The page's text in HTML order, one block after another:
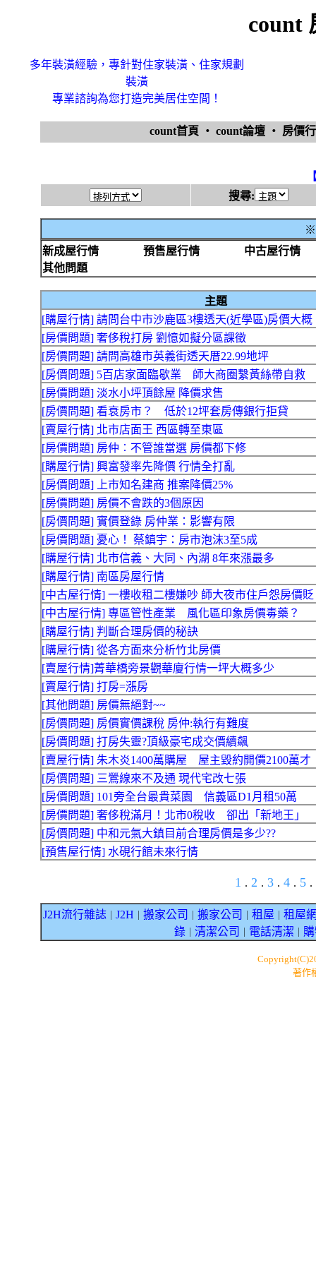
count
多年裝潢經驗，專針對住家裝潢、住家規劃
裝潢
專業諮詢為您打造完美居住空間！
count首頁 ‧ count論壇 ‧ 房價
搜尋:
※
新成屋行情
預售屋行情
中古屋行情
其他問題
主題
[購屋行情] 請問台中市沙鹿區3樓透天(近學區)房價大概
[房價問題] 奢侈稅打房 劉憶如擬分區課徵
[房價問題] 請問高雄市英義街透天厝22.99地坪
[房價問題] 5百店家面臨歇業 師大商圈繫黃絲帶自救
[房價問題] 淡水小坪頂餘屋 降價求售
[房價問題] 看衰房市？ 低於12坪套房傳銀行拒貸
[賣屋行情] 北市店面王 西區轉至東區
[房價問題] 房仲︰不管誰當選 房價都下修
[購屋行情] 興富發率先降價 行情全打亂
[房價問題] 上市知名建商 推案降價25%
[房價問題] 房價不會跌的3個原因
[房價問題] 實價登錄 房仲業：影響有限
[房價問題] 憂心！ 蔡鎮宇：房市泡沫3至5成
[購屋行情] 北市信義、大同、內湖 8年來漲最多
[購屋行情] 南區房屋行情
[中古屋行情] 一樓收租二樓嫌吵 師大夜市住戶怨房價貶
[中古屋行情] 專區管性產業 風化區印象房價毒藥？
[購屋行情] 判斷合理房價的秘訣
[購屋行情] 從各方面來分析竹北房價
[賣屋行情]菁華橋旁景觀華廈行情一坪大概多少
[賣屋行情] 打房=漲房
[其他問題] 房價無絕對~~
[房價問題] 房價實價課稅 房仲:執行有難度
[房價問題] 打房失靈?頂級豪宅成交價續飆
[賣屋行情] 朱木炎1400萬購屋 屋主毀約開價2100萬才
[房價問題] 三鶯線來不及通 現代宅改七張
[房價問題] 101旁全台最貴菜園 信義區D1月租50萬
[房價問題] 奢侈稅滿月！北市0稅收 卻出「新地王」
[房價問題] 中和元氣大鎮目前合理房價是多少??
[預售屋行情] 水硯行館未來行情
1 . 2 . 3 . 4 . 5 .
J2H流行雜誌 J2H 搬家公司 搬家公司 租屋
租屋
錄｜ 清潔公司 電話清潔
著作